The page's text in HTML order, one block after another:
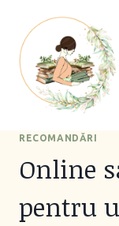
content
RECOMANDĂRI
Online
pentru